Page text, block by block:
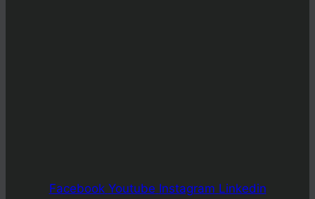
Facebook Youtube Instagram Linkedin